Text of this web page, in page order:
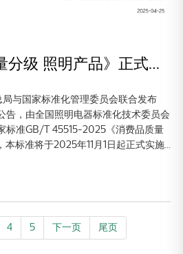
国标《消费品质量分级 照明产品》正式发布！11月1日起实施！
与国家标准化管理委员会联合发布
告，由全国照明电器标准化技术委员会
标准GB/T 45515-2025《消费品质量
标准将于2025年11月1日起正式实施...
4 5 下一页 尾页